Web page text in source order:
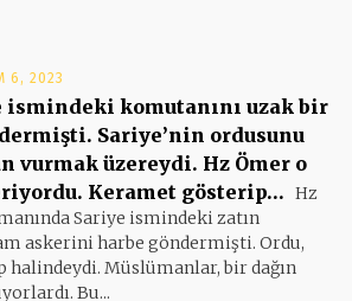
6, 2023
ismindeki komutanını uzak bir
Sariye’nin ordusunu
vurmak üzereydi. Hz Ömer o
Keramet gösterip… Hz
Sariye ismindeki zatın
askerini harbe göndermişti. Ordu,
halindeydi. Müslümanlar, bir dağın
Bu...